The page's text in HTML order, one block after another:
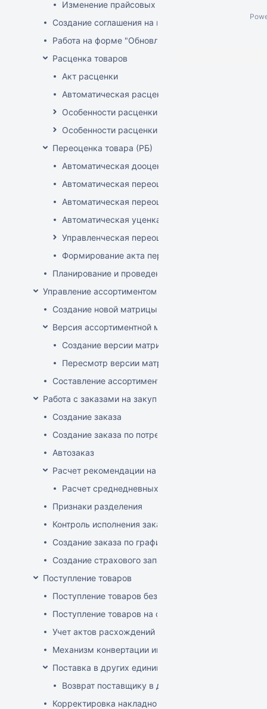
Изменение прайсовых цен
Создание соглашения на поставку
Работа на форме "Обновление розничных цен"
Расценка товаров
Акт расценки
Автоматическая расценка при проведении
Особенности расценки в РБ
Особенности расценки РФ
Переоценка товара (РБ)
Автоматическая дооценка товаров
Автоматическая переоценка акционного товара
Автоматическая переоценка по прайсам и
Автоматическая уценка товаров
Управленческая переоценка
Формирование акта переоценки
Планирование и проведение акций
Управление ассортиментом магазинов
Создание новой матрицы
Версия ассортиментной матрицы
Создание версии матрицы
Пересмотр версии матрицы
Составление ассортимента магазина
Работа с заказами на закупку
Создание заказа
Создание заказа по потребностям
Автозаказ
Расчет рекомендации на закупку
Расчет среднедневных продаж
Признаки разделения
Контроль исполнения заказов поставщиком
Создание заказа по графику
Создание страхового запаса
Поступление товаров
Поступление товаров без заказа
Поступление товаров на основе заказа
Учет актов расхождений при поступлении товаров
Механизм конвертации инвойсов из иностранной
Поставка в других единицах
Возврат поставщику в других единицах
Корректировка накладной (РФ)